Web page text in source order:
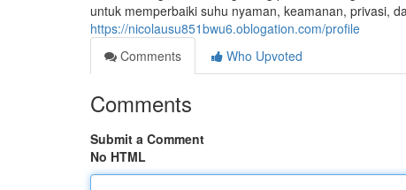
untuk memperbaiki suhu nyaman, keamanan, privasi,
https://nicolausu851bwu6.oblogation.com/profile
Comments
Who Upvoted
Comments
Submit a Comment
No HTML